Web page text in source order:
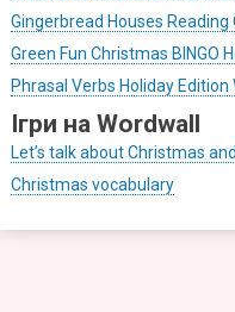
Gingerbread Houses
Green Fun Christmas BINGO
Phrasal Verbs Holiday
Ігри на Wordwall
Let’s talk about Christmas
Christmas vocabulary